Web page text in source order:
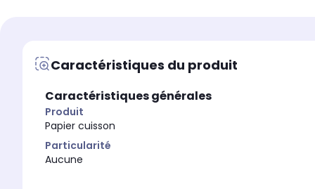
Caractéristiques du produit
Caractéristiques générales
Produit
Papier cuisson
Particularité
Aucune